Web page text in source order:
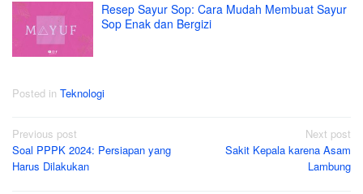
Resep Sayur Sop: Cara Mudah Membuat Sayur
Sop Enak dan Bergizi
Posted in Teknologi
Post
navigation
Previous post
Soal PPPK 2024: Persiapan yang
Harus Dilakukan
Next post
Sakit Kepala karena Asam
Lambung